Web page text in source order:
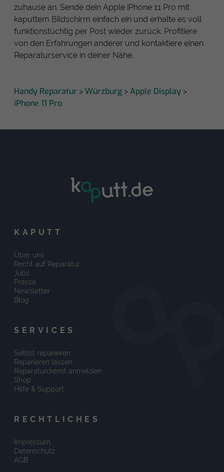
zuhause an. Sende dein Apple iPhone 11 Pro mit
kaputtem Bildschirm einfach ein und erhalte es voll
funktionstüchtig per Post wieder zurück. Profitiere
von den Erfahrungen anderer und kontaktiere einen
Reparaturservice in deiner Nähe.
Handy Reparatur > Würzburg > Apple Display >
iPhone 11 Pro
KAPUTT
Über uns
Recht auf Reparatur
Jobs
Presse
Newsletter
Blog
SERVICES
Selbst reparieren
Reparieren lassen
Reparaturdienst anmelden
Shop
Hilfe & Support
RECHTLICHES
Impressum
Datenschutz
AGB